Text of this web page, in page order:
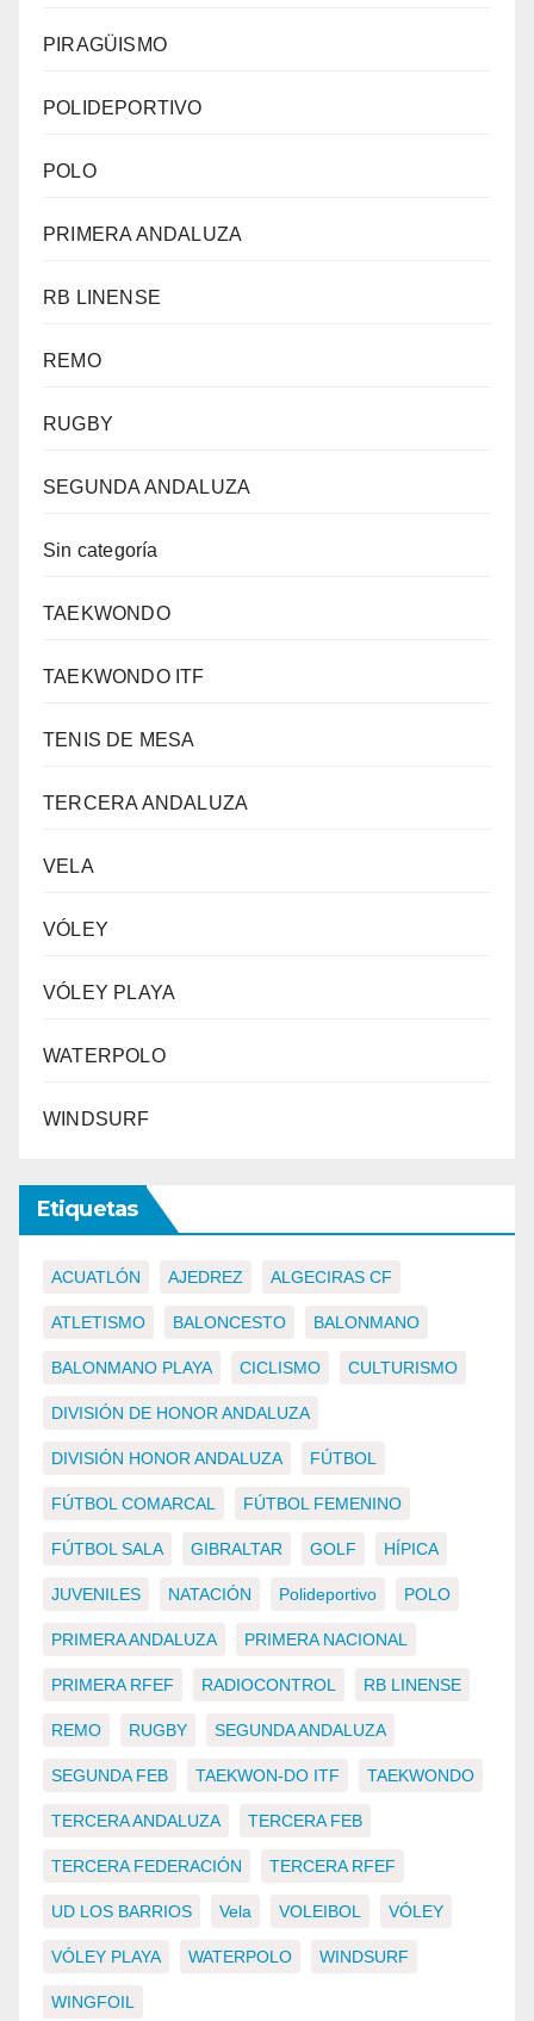
PIRAGÜISMO
POLIDEPORTIVO
POLO
PRIMERA ANDALUZA
RB LINENSE
REMO
RUGBY
SEGUNDA ANDALUZA
Sin categoría
TAEKWONDO
TAEKWONDO ITF
TENIS DE MESA
TERCERA ANDALUZA
VELA
VÓLEY
VÓLEY PLAYA
WATERPOLO
WINDSURF
Etiquetas
ACUATLÓN AJEDREZ ALGECIRAS CF
ATLETISMO BALONCESTO BALONMANO
BALONMANO PLAYA CICLISMO CULTURISMO
DIVISIÓN DE HONOR ANDALUZA
DIVISIÓN HONOR ANDALUZA FÚTBOL
FÚTBOL COMARCAL FÚTBOL FEMENINO
FÚTBOL SALA GIBRALTAR GOLF HÍPICA
JUVENILES NATACIÓN Polideportivo POLO
PRIMERA ANDALUZA PRIMERA NACIONAL
PRIMERA RFEF RADIOCONTROL RB LINENSE
REMO RUGBY SEGUNDA ANDALUZA
SEGUNDA FEB TAEKWON-DO ITF TAEKWONDO
TERCERA ANDALUZA TERCERA FEB
TERCERA FEDERACIÓN TERCERA RFEF
UD LOS BARRIOS Vela VOLEIBOL VÓLEY
VÓLEY PLAYA WATERPOLO WINDSURF
WINGFOIL